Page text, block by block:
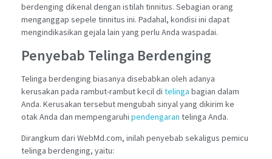
berdenging dikenal dengan istilah tinnitus. Sebagian orang
menganggap sepele tinnitus ini. Padahal, kondisi ini dapat
mengindikasikan gejala lain yang perlu Anda waspadai.
Penyebab Telinga Berdenging
Telinga berdenging biasanya disebabkan oleh adanya
kerusakan pada rambut-rambut kecil di telinga bagian dalam
Anda. Kerusakan tersebut mengubah sinyal yang dikirim ke
otak Anda dan mempengaruhi pendengaran telinga Anda.
Dirangkum dari WebMd.com, inilah penyebab sekaligus pemicu
telinga berdenging, yaitu: